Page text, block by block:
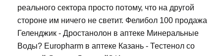
реального сектора просто потому, что на другой
стороне им ничего не светит. Фелибол 100 продажа
Геленджик - Дростанолон в аптеке Минеральные
Воды? Europharm в аптеке Казань - Тестенол со